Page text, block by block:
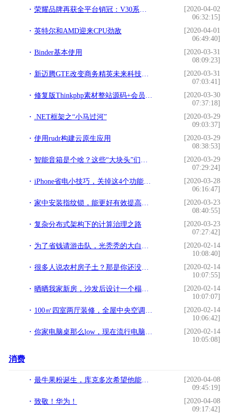
荣耀品牌再获全平台销冠：V30系列销量环比增268%
[2020-04-02
06:32:15]
英特尔和AMD迎来CPU劲敌
[2020-04-01
06:49:40]
Binder基本使用
[2020-03-31
08:09:23]
新迈腾GTE改变商务精英未来科技出行方式
[2020-03-31
07:03:41]
修复版Thinkphp素材整站源码+会员系统+虚拟产品购买
[2020-03-30
07:37:18]
.NET框架之“小马过河”
[2020-03-29
09:03:37]
使用rudr构建云原生应用
[2020-03-29
08:38:53]
智能音箱是个啥？这些“大块头”们都瞄上这行了
[2020-03-29
07:29:24]
iPhone省电小技巧，关掉这4个功能，手机还能多用3个小时
[2020-03-28
06:16:47]
家中安装指纹锁，能更好有效提高安全 让我们生活更稳定放心
[2020-03-23
08:40:55]
复杂分布式架构下的计算治理之路
[2020-03-23
07:27:42]
为了省钱请游击队，光秃秃的大白墙，这种散装效果，多少钱一斤？
[2020-02-14
10:08:40]
​很多人说农村房子土？那是你还没见过我的婚房，晒晒幸福
[2020-02-14
10:07:55]
晒晒我家新房，沙发后设计一个榻榻米，收纳和休闲都可以
[2020-02-14
10:07:07]
100㎡四室两厅装修，全屋中央空调，还有大屏投影
[2020-02-14
10:06:42]
你家电脑桌那么low，现在流行电脑桌这样设计啦，便宜又实用
[2020-02-14
10:05:08]
消费
最牛果粉诞生，库克多次希望他能够使用iPhone
[2020-04-08
09:45:19]
致敬！华为！
[2020-04-08
09:17:42]